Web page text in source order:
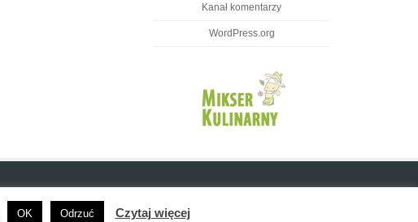
Kanał komentarzy
WordPress.org
OK Odrzuć Czytaj więcej